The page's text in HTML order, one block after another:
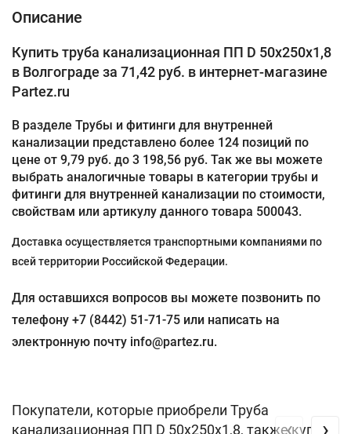
Описание
Купить труба канализационная ПП D 50х250х1,8
в Волгограде за 71,42 руб. в интернет-магазине
Partez.ru
В разделе Трубы и фитинги для внутренней
канализации представлено более 124 позиций по
цене от 9,79 руб. до 3 198,56 руб. Так же вы можете
выбрать аналогичные товары в категории трубы и
фитинги для внутренней канализации по стоимости,
свойствам или артикулу данного товара 500043.
Доставка осуществляется транспортными компаниями по
всей территории Российской Федерации.
Для оставшихся вопросов вы можете позвонить по
телефону +7 (8442) 51-71-75 или написать на
электронную почту info@partez.ru.
Покупатели, которые приобрели Труба
канализационная ПП D 50х250х1,8, также купили